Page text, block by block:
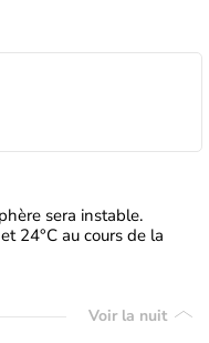
sera instable.
24°C au cours de la
Voir la nuit